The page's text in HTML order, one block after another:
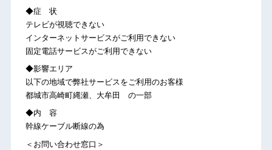
◆症 状
テレビが視聴できない
インターネットサービスがご利用できない
固定電話サービスがご利用できない
◆影響エリア
以下の地域で弊社サービスをご利用のお客様
都城市高崎町縄瀬、大牟田 の一部
◆内 容
幹線ケーブル断線の為
＜お問い合わせ窓口＞